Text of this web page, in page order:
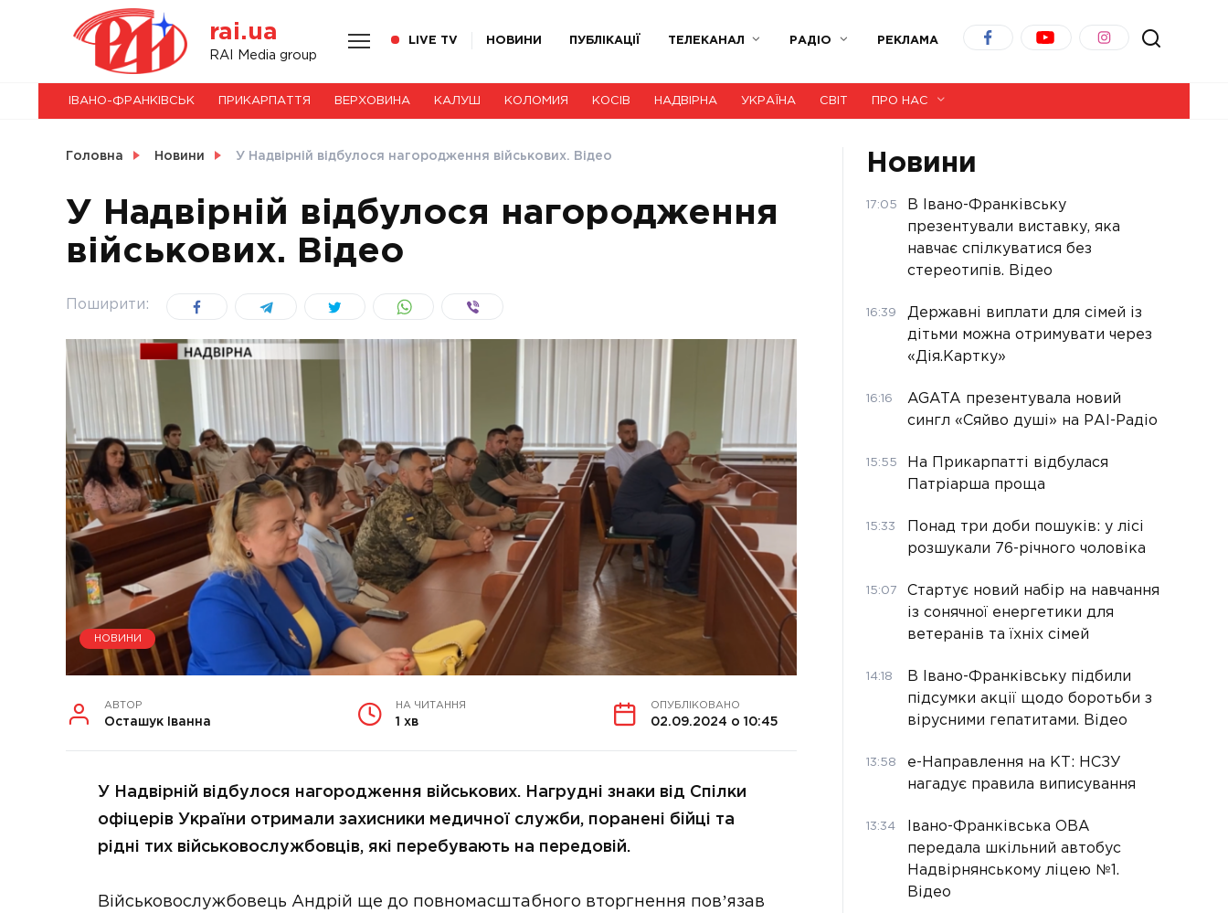
rai.ua
RAI Media group
LIVE TV НОВИНИ ПУБЛІКАЦІЇ ТЕЛЕКАНАЛ РАДІО РЕКЛАМА
НОВИНИ
СВІТ
УКРАЇНА
ІВАНО-ФРАНКІВСЬК ПРИКАРПАТТЯ ВЕРХОВИНА КАЛУШ КОЛОМИЯ КОСІВ НАДВІРНА УКРАЇНА СВІТ ПРО НАС
Головна Новини У Надвірній відбулося нагородження військових. Відео
У Надвірній відбулося нагородження
військових. Відео
Поширити:
НОВИНИ
АВТОР
Осташук Іванна
НА ЧИТАННЯ
1 хв
ОПУБЛІКОВАНО
02.09.2024 о 10:45
У Надвірній відбулося нагородження військових. Нагрудні знаки від Спілки
офіцерів України отримали захисники медичної служби, поранені бійці та
рідні тих військовослужбовців, які перебувають на передовій.
Військовослужбовець Андрій ще до повномасштабного вторгнення повʼязав
Новини
17:05
В Івано-Франківську
презентували виставку, яка
навчає спілкуватися без
стереотипів. Відео
16:39
Державні виплати для сімей із
дітьми можна отримувати через
«Дія.Картку»
16:16
AGATA презентувала новий
сингл «Сяйво душі» на РАІ-Радіо
15:55
На Прикарпатті відбулася
Патріарша проща
15:33
Понад три доби пошуків: у лісі
розшукали 76-річного чоловіка
15:07
Стартує новий набір на навчання
із сонячної енергетики для
ветеранів та їхніх сімей
14:18
В Івано-Франківську підбили
підсумки акції щодо боротьби з
вірусними гепатитами. Відео
13:58
е-Направлення на КТ: НСЗУ
нагадує правила виписування
13:34
Івано-Франківська ОВА
передала шкільний автобус
Надвірнянському ліцею №1.
Відео